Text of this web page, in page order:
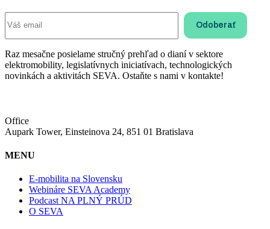
Raz mesačne posielame stručný prehľad o dianí v sektore
elektromobility, legislatívnych iniciatívach, technologických
novinkách a aktivitách SEVA. Ostaňte s nami v kontakte!
Office
Aupark Tower, Einsteinova 24, 851 01 Bratislava
MENU
E-mobilita na Slovensku
Webináre SEVA Academy
Podcast NA PLNÝ PRÚD
O SEVA